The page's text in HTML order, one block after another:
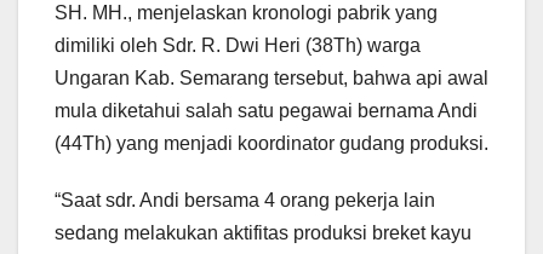
SH. MH., menjelaskan kronologi pabrik yang
dimiliki oleh Sdr. R. Dwi Heri (38Th) warga
Ungaran Kab. Semarang tersebut, bahwa api awal
mula diketahui salah satu pegawai bernama Andi
(44Th) yang menjadi koordinator gudang produksi.
“Saat sdr. Andi bersama 4 orang pekerja lain
sedang melakukan aktifitas produksi breket kayu